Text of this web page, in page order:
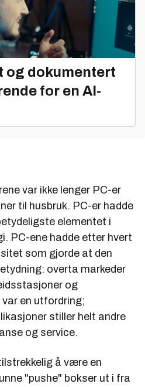
og dokumentert
for en AI-
var ikke lenger PC-er
til husbruk. PC-er hadde
elementet i
PC-ene hadde etter hvert
som gjorde at den
overta markeder
og
en utfordring;
stiller helt andre
og service.
å være en
"pushe" bokser ut i fra